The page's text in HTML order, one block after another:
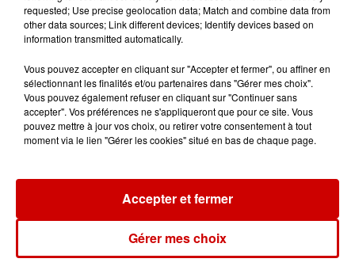
5 août 2026
"Attention au démarchage
abusif" : la préfecture de la
Gironde...
5 août 2026
À LA UNE : incendie à La
Jeux Voir plus
requested; Use precise geolocation data; Match and combine data from
other data sources; Link different devices; Identify devices based on
information transmitted automatically.
Vous pouvez accepter en cliquant sur "Accepter et fermer", ou affiner en
sélectionnant les finalités et/ou partenaires dans "Gérer mes choix".
Vous pouvez également refuser en cliquant sur "Continuer sans
accepter". Vos préférences ne s'appliqueront que pour ce site. Vous
pouvez mettre à jour vos choix, ou retirer votre consentement à tout
moment via le lien "Gérer les cookies" situé en bas de chaque page.
Gérer mes choix
Accepter et fermer